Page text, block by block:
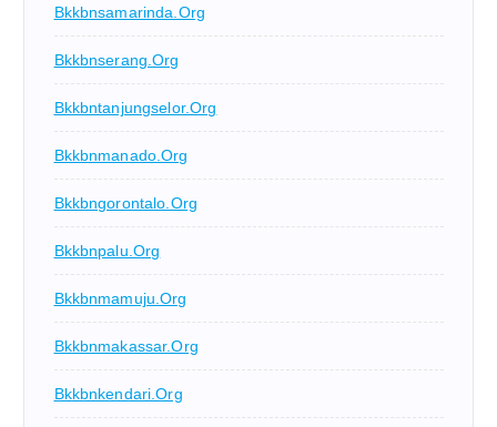
Bkkbnsamarinda.org
Bkkbnserang.org
Bkkbntanjungselor.org
Bkkbnmanado.org
Bkkbngorontalo.org
Bkkbnpalu.org
Bkkbnmamuju.org
Bkkbnmakassar.org
Bkkbnkendari.org